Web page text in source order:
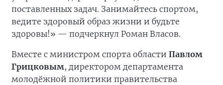
поставленных задач. Занимайтесь спортом,
ведите здоровый образ жизни и будьте
здоровы!» — подчеркнул Роман Власов.
Вместе с министром спорта области Павлом
Грицковым, директором департамента
молодёжной политики правительства